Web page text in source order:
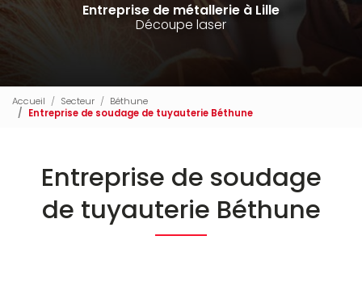
Entreprise de métallerie à Lille
Découpe laser
Accueil Secteur
Béthune
Entreprise de soudage de tuyauterie Béthune
Entreprise de soudage
de tuyauterie Béthune